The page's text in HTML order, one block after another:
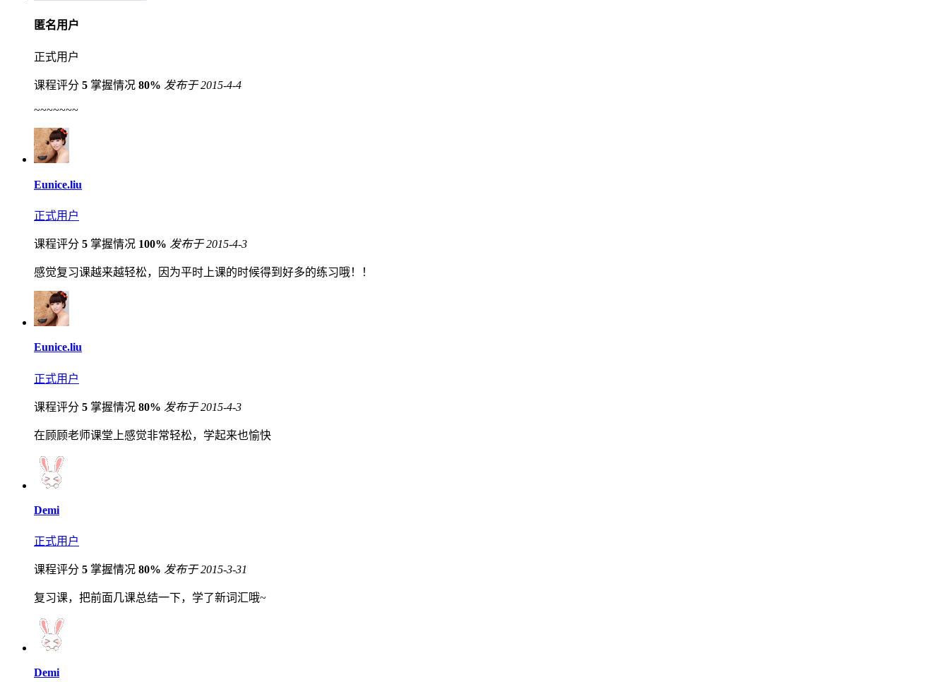
匿名用户
正式用户
课程评分 5 掌握情况 80% 发布于 2015-4-4
~~~~~~~
Eunice.liu
正式用户
课程评分 5 掌握情况 100% 发布于 2015-4-3
感觉复习课越来越轻松，因为平时上课的时候得到好多的练习哦！！
Eunice.liu
正式用户
课程评分 5 掌握情况 80% 发布于 2015-4-3
在顾顾老师课堂上感觉非常轻松，学起来也愉快
Demi
正式用户
课程评分 5 掌握情况 80% 发布于 2015-3-31
复习课，把前面几课总结一下，学了新词汇哦~
Demi